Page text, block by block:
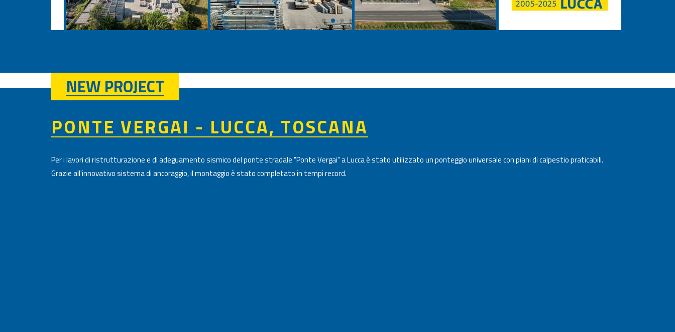
NEW PROJECT
PONTE VERGAI - LUCCA, TOSCANA
Per i lavori di ristrutturazione e di adeguamento sismico del ponte stradale "Ponte Vergai" a Lucca è stato utilizzato un ponteggio universale con piani di calpestio praticabili.
Grazie all'innovativo sistema di ancoraggio, il montaggio è stato completato in tempi record.